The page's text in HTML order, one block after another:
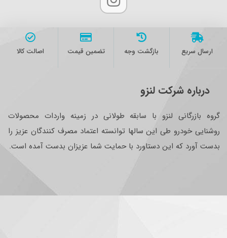
ارسال سریع بازگشت وجه تضمین قیمت اصالت کالا
درباره شرکت لنزو
گروه بازرگانی لنزو با سابقه طولانی در زمینه واردات محصولات
روشنایی خودرو طی این سالها توانسته اعتماد مصرف کنندگان عزیز را
بدست آورد که این دستاورد با حمایت شما عزیزان بدست آمده است.